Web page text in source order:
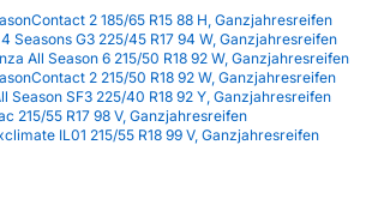
2 185/65 R15 88 H, Ganzjahresreifen
Seasons G3 225/45 R17 94 W, Ganzjahresreifen
All Season 6 215/50 R18 92 W, Ganzjahresreifen
2 215/50 R18 92 W, Ganzjahresreifen
Season SF3 225/40 R18 92 Y, Ganzjahresreifen
215/55 R17 98 V, Ganzjahresreifen
IL01 215/55 R18 99 V, Ganzjahresreifen